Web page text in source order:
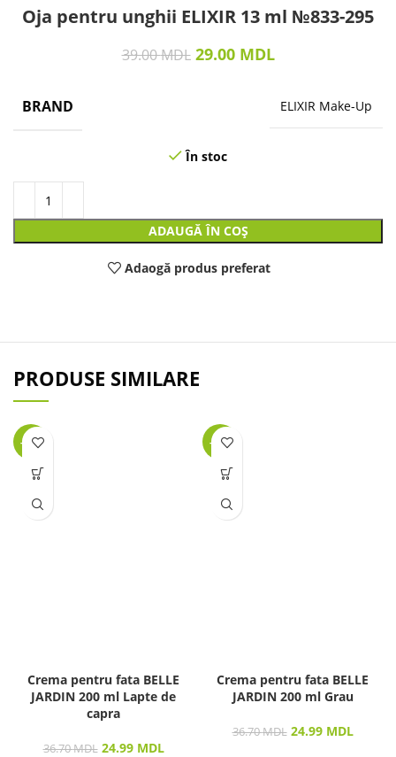
Oja pentru unghii ELIXIR 13 ml №833-295
39.00MDL 29.00 MDL
BRAND ELIXIR Make-Up
În stoc
ADAUGĂ ÎN COȘ
Adaogă produs preferat
PRODUSE SIMILARE
-32%
Crema pentru fata BELLE
JARDIN 200 ml Lapte de
capra
36.70MDL 24.99 MDL
-32%
Crema pentru fata BELLE
JARDIN 200 ml Grau
36.70MDL 24.99 MDL